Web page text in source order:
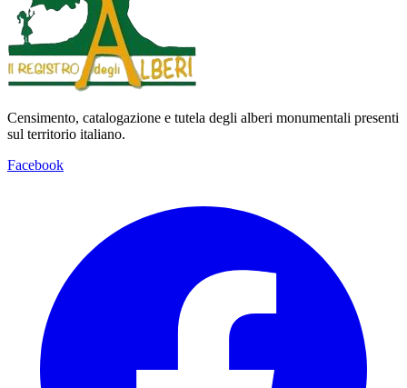
Censimento, catalogazione e tutela degli alberi monumentali presenti
sul territorio italiano.
Facebook